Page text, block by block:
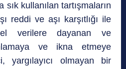
kullanılan tartışmaların
reddi ve aşı karşıtlığı ile
verilere dayanan ve
ve ikna etmeye
yargılayıcı olmayan bir